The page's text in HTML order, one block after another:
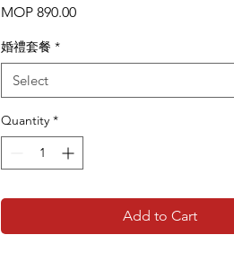
MOP 890.00Price
婚禮套餐 *
Select
Quantity *
Add to Cart